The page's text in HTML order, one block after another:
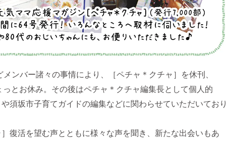
ンバー諸々の事情により、［ペチャ＊クチャ］を休刊、
とお休み。その後はペチャ＊クチャ編集長として個人的
須坂市子育てガイドの編集などに関わらせていただいており
復活を望む声とともに様々な声を聞き、新たな出会いもあ